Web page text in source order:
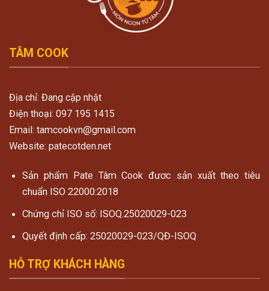
TÂM COOK
Địa chỉ: Đang cập nhật
Điện thoại: 097 195 1415
Email: tamcookvn@gmail.com
Website: patecotden.net
Sản phẩm Pate Tâm Cook đươc sản xuất theo tiêu
chuẩn ISO 22000:2018
Chứng chỉ ISO số: ISOQ.25020029-023
Quyết định cấp: 25020029-023/QĐ-ISOQ
HỖ TRỢ KHÁCH HÀNG